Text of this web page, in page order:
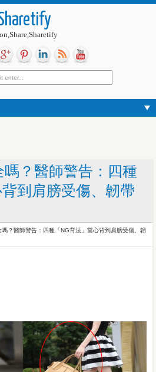
？醫師警告：四種
背到肩膀受傷、韌帶
嗎？醫師警告：四種「NG背法」當心背到肩膀受傷、韌